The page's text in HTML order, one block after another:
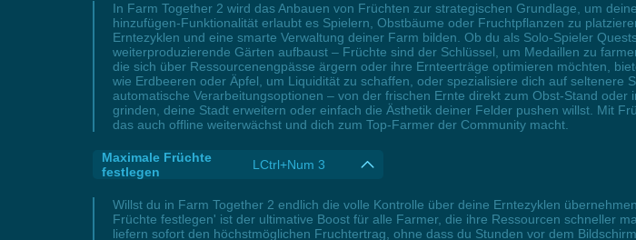
In Farm Together 2 wird das Anbauen von Früchten zur strategischen Grundlage, um
hinzufügen-Funktionalität erlaubt es Spielern, Obstbäume oder Fruchtpflanzen zu
Erntezyklen und eine smarte Verwaltung deiner Farm bilden. Ob du als Solo-Spieler
weiterproduzierende Gärten aufbaust – Früchte sind der Schlüssel, um Medaillen zu
die sich über Ressourcenengpässe ärgern oder ihre Ernteerträge optimieren möchten,
wie Erdbeeren oder Äpfel, um Liquidität zu schaffen, oder spezialisiere dich auf
automatische Verarbeitungsoptionen – von der frischen Ernte direkt zum Obst-Stand
grinden, deine Stadt erweitern oder einfach die Ästhetik deiner Felder pushen willst. Mit
das auch offline weiterwächst und dich zum Top-Farmer der Community macht.
Maximale Früchte
festlegen
LCtrl+Num 3
Willst du in Farm Together 2 endlich die volle Kontrolle über deine Erntezyklen
Früchte festlegen' ist der ultimative Boost für alle Farmer, die ihre Ressourcen schneller
liefern sofort den höchstmöglichen Fruchtertrag, ohne dass du Stunden vor dem